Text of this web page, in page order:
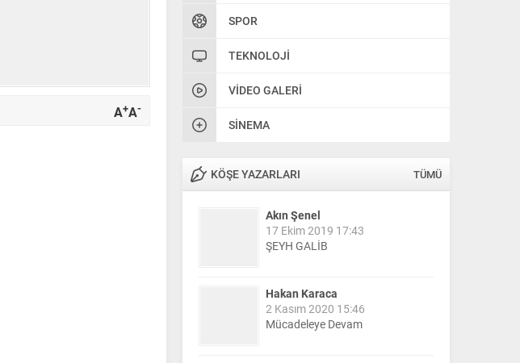
SPOR
TEKNOLOJI
VIDEO GALERI
SINEMA
KÖŞE YAZARLARI TÜMÜ
Akın Şenel
17 Ekim 2019 17:43
ŞEYH GALİB
Hakan Karaca
2 Kasım 2020 15:46
Mücadeleye Devam
A+A-